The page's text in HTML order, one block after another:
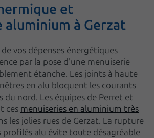
et
aluminium à Gerzat
vos dépenses énergétiques
par la pose d'une menuiserie
étanche. Les joints à haute
en alu bloquent les courants
du nord. Les équipes de Perret et
ces menuiseries en aluminium très
les jolies rues de Gerzat. La rupture
profilés alu évite toute désagréable